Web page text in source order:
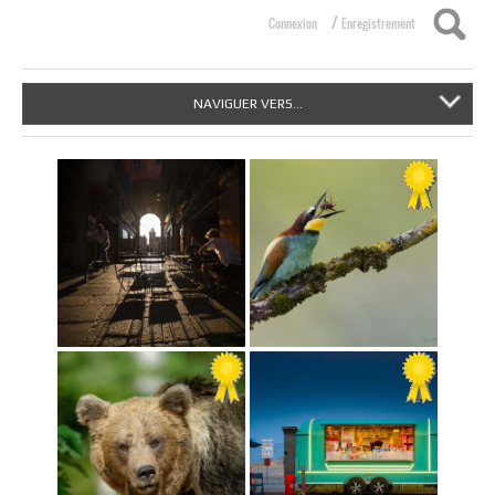
Connexion / Enregistrement
NAVIGUER VERS...